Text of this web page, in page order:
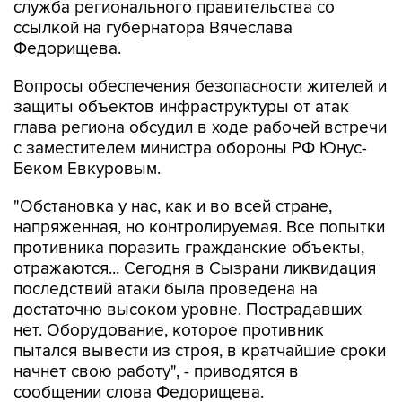
служба регионального правительства со
ссылкой на губернатора Вячеслава
Федорищева.
Вопросы обеспечения безопасности жителей и
защиты объектов инфраструктуры от атак
глава региона обсудил в ходе рабочей встречи
с заместителем министра обороны РФ Юнус-
Беком Евкуровым.
"Обстановка у нас, как и во всей стране,
напряженная, но контролируемая. Все попытки
противника поразить гражданские объекты,
отражаются... Сегодня в Сызрани ликвидация
последствий атаки была проведена на
достаточно высоком уровне. Пострадавших
нет. Оборудование, которое противник
пытался вывести из строя, в кратчайшие сроки
начнет свою работу", - приводятся в
сообщении слова Федорищева.